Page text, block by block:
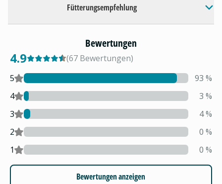
Fütterungsempfehlung
Bewertungen
4.9 (67 Bewertungen)
5
93 %
4
3 %
3
4%
2
0 %
1
0 %
Bewertungen anzeigen